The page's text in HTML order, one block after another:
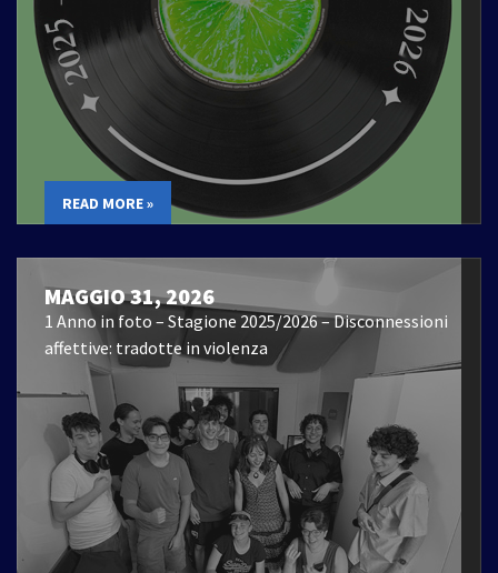
READ MORE »
MAGGIO 31, 2026
1 Anno in foto – Stagione 2025/2026 – Disconnessioni
affettive: tradotte in violenza